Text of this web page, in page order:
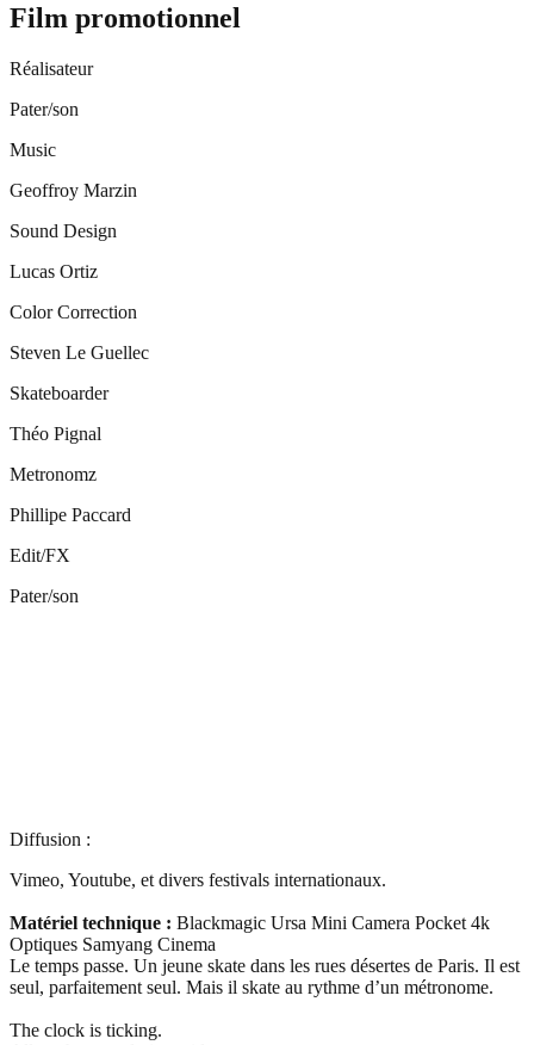
Film promotionnel
Réalisateur
Pater/son
Music
Geoffroy Marzin
Sound Design
Lucas Ortiz
Color Correction
Steven Le Guellec
Skateboarder
Théo Pignal
Metronomz
Phillipe Paccard
Edit/FX
Pater/son
Diffusion :
Vimeo, Youtube, et divers festivals internationaux.
Matériel technique : Blackmagic Ursa Mini Camera Pocket 4k
Optiques Samyang Cinema
Le temps passe. Un jeune skate dans les rues désertes de Paris. Il est
seul, parfaitement seul. Mais il skate au rythme d’un métronome.
The clock is ticking.